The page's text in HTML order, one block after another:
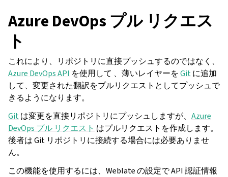
Azure DevOps プル リクエス
ト
これにより、リポジトリに直接プッシュするのではなく、
Azure DevOps API を使用して 、薄いレイヤーをGitに追加
して、変更された翻訳をプルリクエストとしてプッシュで
きるようになります。
Gitは変更を直接リポジトリにプッシュしますが、 Azure
DevOps プル リクエスト はプルリクエストを作成します。
後者は Git リポジトリに接続する場合には必要ありませ
ん。
この機能を使用するには、Weblate の設定で API 認証情報